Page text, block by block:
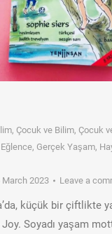
, Çocuk ve Bilim, Çocuk
Eğlence, Gerçek Yaşam,
March 2023 Leave a
küçük bir çiftlikte
Joy. Soyadı yaşam